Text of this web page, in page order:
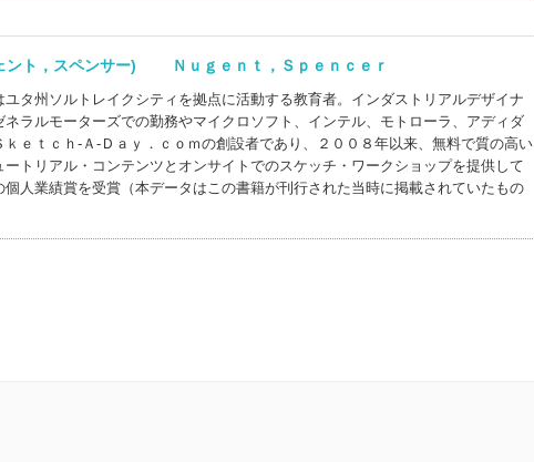
ント，スペンサー) Ｎｕｇｅｎｔ，Ｓｐｅｎｃｅｒ
タ州ソルトレイクシティを拠点に活動する教育者。インダストリアルデザイナ
ラルモーターズでの勤務やマイクロソフト、インテル、モトローラ、アディダ
ｅｔｃｈ‐Ａ‐Ｄａｙ．ｃｏｍの創設者であり、２００８年以来、無料で質の高い
トリアル・コンテンツとオンサイトでのスケッチ・ワークショップを提供して
人業績賞を受賞（本データはこの書籍が刊行された当時に掲載されていたもの